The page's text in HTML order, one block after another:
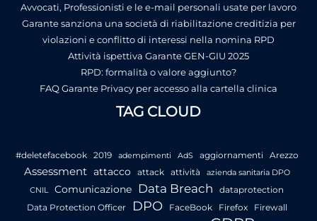
Avvocati, Professionisti e le e-mail personali usate per lavoro
Garante sanziona una società di riabilitazione creditizia per
violazioni e conflitto di interessi nella nomina RPD
Attività ispettiva Garante GEN-GIU 2025
RPD: formalità o valore aggiunto?
FAQ Garante Privacy per accesso alla cartella clinica
TAG CLOUD
#deletefacebook 2019 adempimenti AdS aggiornamenti Arezzo
Assessment attacco attack attività
azienda sanitaria DPO
CNIL
Comunicazione Data Breach
dataprotection
Data Protection Officer
DPO FaceBook Firefox Firewall